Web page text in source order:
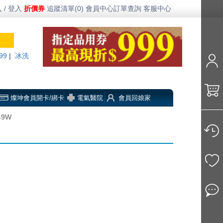
/ 登入 折價券 追蹤清單(0) 會員中心訂單查詢 客服中心
冰洗
燦坤會員開卡/綁卡 電氣醫院 會員回娘家